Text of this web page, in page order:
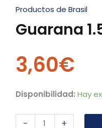
Productos de Brasil
Guarana
3,60€
Disponibilidad: Hay
-
1.5
+